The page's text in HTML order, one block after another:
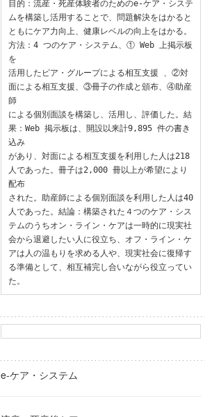
目的：流産・死産体験者のためのe-ケア・システ
ムを構築し活用することで、問題解決をはかると
ともにケア力向上、健康レベルの向上をはかる。
方法：4 つのケア・システム、① Web 上掲示板
を
活用したピア・グループによる相互支援 、②対
面による相互支援、③冊子の作成と頒布、④助産
師
による個別面談を構築し、活用し、評価した。結
果：Web 掲示板は、開設以来計9,895 件の書き
込み
があり、対面による相互支援を利用した人は218
人であった。冊子は2,000 冊以上が希望により
配布
された。助産師による個別面談を利用した人は40
人であった。結論：構築された４つのケア・シス
テムのうちオン・ライン・ケアは一時的に現実社
会から退避したい人に役立ち、オフ・ライン・ケ
アは人の温もりを求める人や、現実社会に復帰す
る準備として、相互補完し合いながら役立ってい
た。
e-ケア・システム